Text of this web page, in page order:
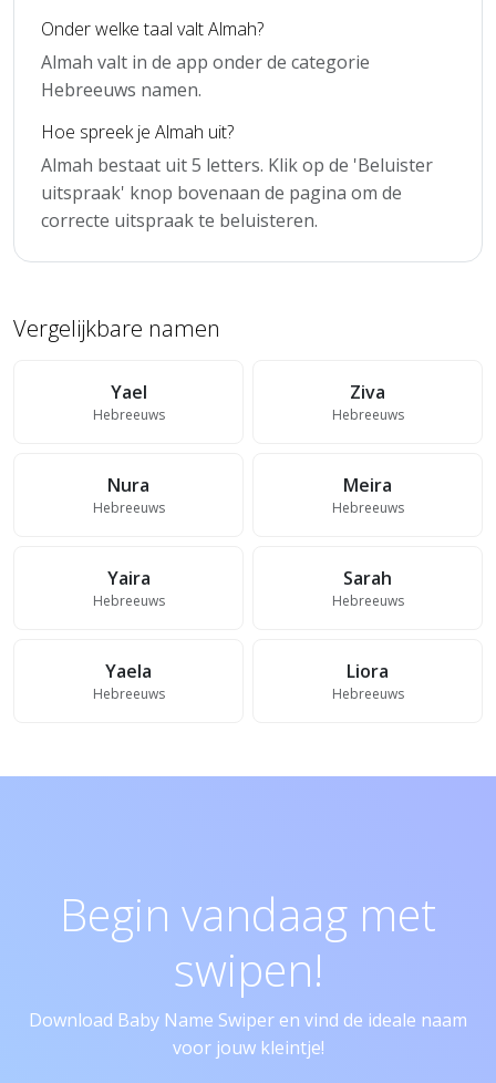
Onder welke taal valt Almah?
Almah valt in de app onder de categorie
Hebreeuws namen.
Hoe spreek je Almah uit?
Almah bestaat uit 5 letters. Klik op de 'Beluister
uitspraak' knop bovenaan de pagina om de
correcte uitspraak te beluisteren.
Vergelijkbare namen
Yael
Hebreeuws
Ziva
Hebreeuws
Nura
Hebreeuws
Meira
Hebreeuws
Yaira
Hebreeuws
Sarah
Hebreeuws
Yaela
Hebreeuws
Liora
Hebreeuws
Begin vandaag met
swipen!
Download Baby Name Swiper en vind de ideale naam
voor jouw kleintje!